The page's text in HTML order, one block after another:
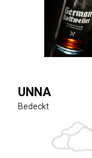
UNNA
Bedeckt